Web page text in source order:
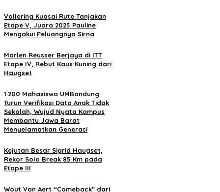
Vollering Kuasai Rute Tanjakan
Etape V, Juara 2025 Pauline
Mengakui Peluangnya Sirna
Marlen Reusser Berjaya di ITT
Etape IV, Rebut Kaus Kuning dari
Haugset
1.200 Mahasiswa UMBandung
Turun Verifikasi Data Anak Tidak
Sekolah, Wujud Nyata Kampus
Membantu Jawa Barat
Menyelamatkan Generasi
Kejutan Besar Sigrid Haugset,
Rekor Solo Break 85 Km pada
Etape III
Wout Van Aert “Comeback” dari